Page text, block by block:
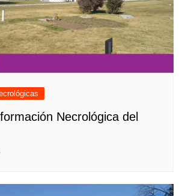
Necrológica del